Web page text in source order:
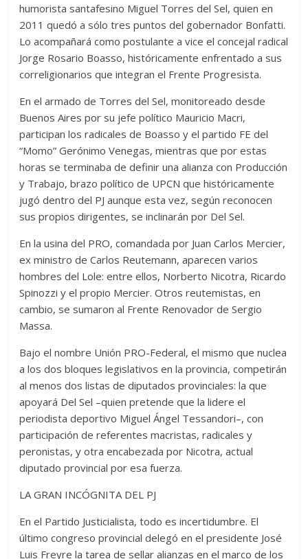
humorista santafesino Miguel Torres del Sel, quien en
2011 quedó a sólo tres puntos del gobernador Bonfatti.
Lo acompañará como postulante a vice el concejal radical
Jorge Rosario Boasso, históricamente enfrentado a sus
correligionarios que integran el Frente Progresista.
En el armado de Torres del Sel, monitoreado desde
Buenos Aires por su jefe político Mauricio Macri,
participan los radicales de Boasso y el partido FE del
“Momo” Gerónimo Venegas, mientras que por estas
horas se terminaba de definir una alianza con Producción
y Trabajo, brazo político de UPCN que históricamente
jugó dentro del PJ aunque esta vez, según reconocen
sus propios dirigentes, se inclinarán por Del Sel.
En la usina del PRO, comandada por Juan Carlos Mercier,
ex ministro de Carlos Reutemann, aparecen varios
hombres del Lole: entre ellos, Norberto Nicotra, Ricardo
Spinozzi y el propio Mercier. Otros reutemistas, en
cambio, se sumaron al Frente Renovador de Sergio
Massa.
Bajo el nombre Unión PRO-Federal, el mismo que nuclea
a los dos bloques legislativos en la provincia, competirán
al menos dos listas de diputados provinciales: la que
apoyará Del Sel –quien pretende que la lidere el
periodista deportivo Miguel Ángel Tessandori–, con
participación de referentes macristas, radicales y
peronistas, y otra encabezada por Nicotra, actual
diputado provincial por esa fuerza.
LA GRAN INCÓGNITA DEL PJ
En el Partido Justicialista, todo es incertidumbre. El
último congreso provincial delegó en el presidente José
Luis Freyre la tarea de sellar alianzas en el marco de los